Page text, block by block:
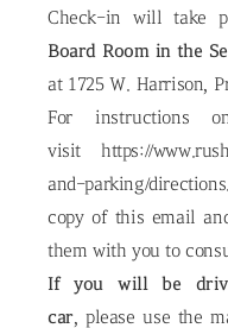
Check-in will take
Board Room in the
at 1725 W. Harrison,
For instructions
visit https://
and-parking/
copy of this email
them with you to
If you will be
car, please use the